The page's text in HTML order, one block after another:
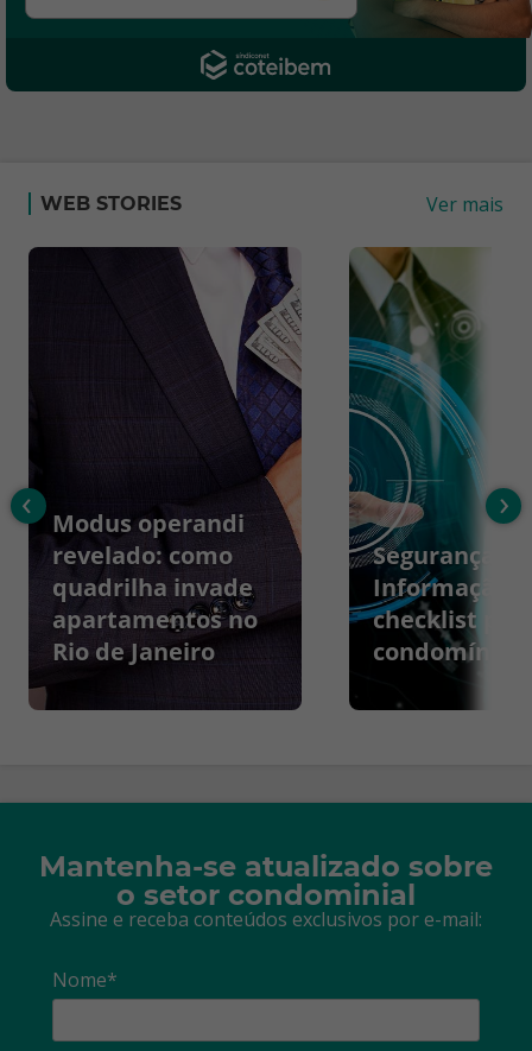
WEB STORIES Ver mais
Modus operandi
revelado: como
quadrilha invade
apartamentos no
Rio de Janeiro
Segurança da
Informação:
checklist
condomínios
‹ ›
Mantenha-se atualizado sobre
o setor condominial
Assine e receba conteúdos exclusivos por e-mail:
Nome*